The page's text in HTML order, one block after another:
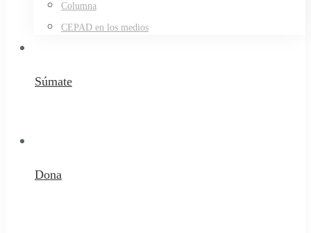
Columna
CEPAD en los medios
Súmate
Dona